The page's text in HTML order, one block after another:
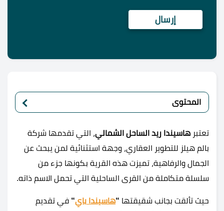
المحتوى
تعتبر هاسيندا ريد الساحل الشمالي، التي تقدمها شركة
بالم هيلز للتطوير العقاري، وجهة استثنائية لمن يبحث عن
الجمال والرفاهية، تميزت هذه القرية بكونها جزء من
سلسلة متكاملة من القرى الساحلية التي تحمل الاسم ذاته.
حيث تألقت بجانب شقيقتها “هاسيندا باي“ في تقديم